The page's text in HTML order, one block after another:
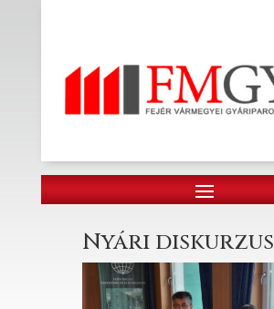
Nyári diskurzus